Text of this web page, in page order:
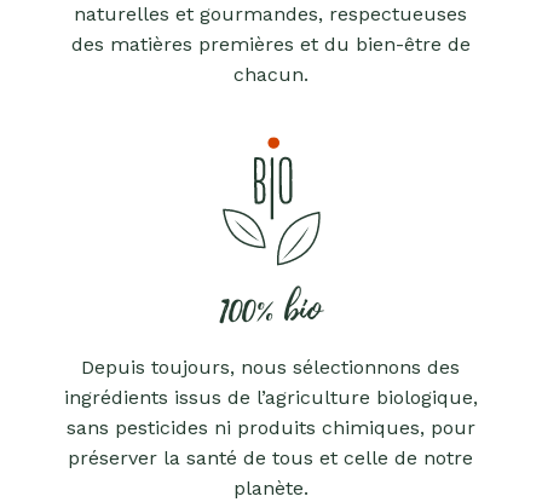
naturelles et gourmandes, respectueuses
des matières premières et du bien-être de
chacun.
100% bio
Depuis toujours, nous sélectionnons des
ingrédients issus de l’agriculture biologique,
sans pesticides ni produits chimiques, pour
préserver la santé de tous et celle de notre
planète.